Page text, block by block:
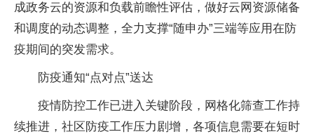
成政务云的资源和负载前瞻性评估，做好云网资源储备
和调度的动态调整，全力支撑“随申办”三端等应用在防
疫期间的突发需求。
防疫通知“点对点”送达
疫情防控工作已进入关键阶段，网格化筛查工作持
续推进，社区防疫工作压力剧增，各项信息需要在短时